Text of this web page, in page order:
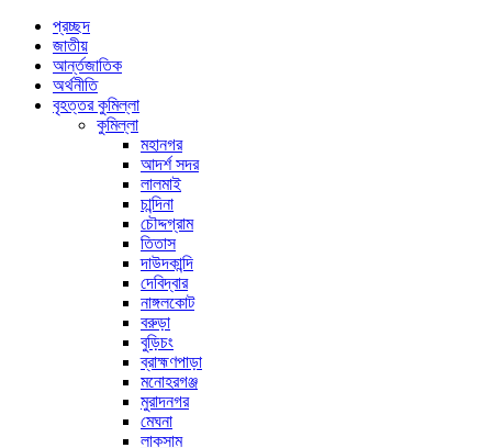
প্রচ্ছদ
জাতীয়
আর্ন্তজাতিক
অর্থনীতি
বৃহত্তর কুমিল্লা
কুমিল্লা
মহানগর
আদর্শ সদর
লালমাই
চান্দিনা
চৌদ্দগ্রাম
তিতাস
দাউদকান্দি
দেবিদ্বার
নাঙ্গলকোট
বরুড়া
বুড়িচং
ব্রাহ্মণপাড়া
মনোহরগঞ্জ
মুরাদনগর
মেঘনা
লাকসাম